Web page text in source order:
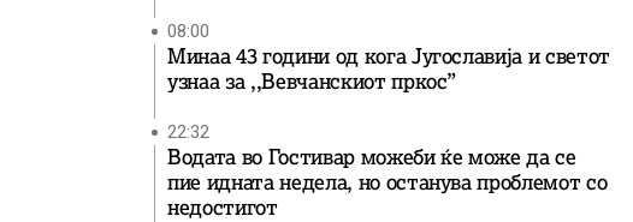
08:00
Минаа 43 години од кога Југославија и светот
узнаа за ,,Вевчанскиот пркос”
22:32
Водата во Гостивар можеби ќе може да се
пие идната недела, но останува проблемот со
недостигот